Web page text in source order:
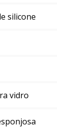
resistência
ox...